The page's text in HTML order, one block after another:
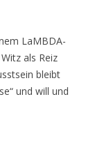
LaMBDA-
als Reiz
bleibt
und will und